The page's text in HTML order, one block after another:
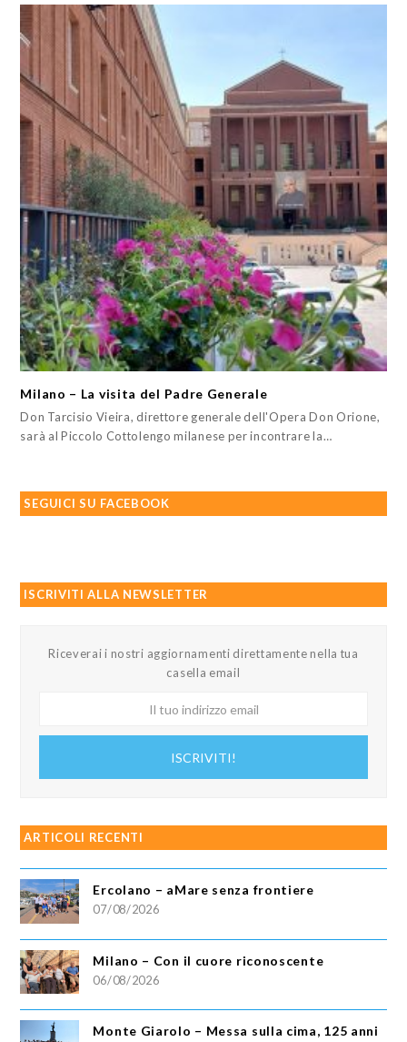
Milano – La visita del Padre Generale
Don Tarcisio Vieira, direttore generale dell'Opera Don Orione,
sarà al Piccolo Cottolengo milanese per incontrare la…
SEGUICI SU FACEBOOK
ISCRIVITI ALLA NEWSLETTER
Riceverai i nostri aggiornamenti direttamente nella tua
casella email
ISCRIVITI!
ARTICOLI RECENTI
Ercolano – aMare senza frontiere
07/08/2026
Milano – Con il cuore riconoscente
06/08/2026
Monte Giarolo – Messa sulla cima, 125 anni